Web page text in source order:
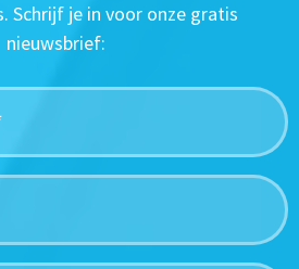
Schrijf je in voor onze gratis
nieuwsbrief: